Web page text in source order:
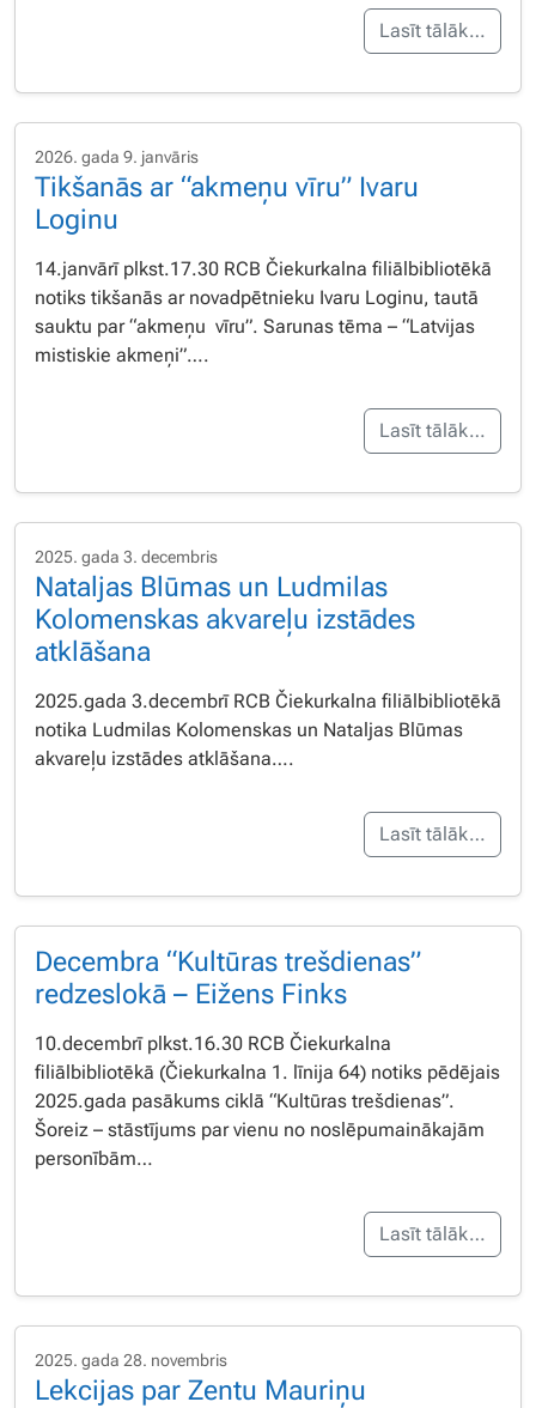
Lasīt tālāk…
2026. gada 9. janvāris
Tikšanās ar “akmeņu vīru” Ivaru
Loginu
14.janvārī plkst.17.30 RCB Čiekurkalna filiālbibliotēkā
notiks tikšanās ar novadpētnieku Ivaru Loginu, tautā
sauktu par “akmeņu vīru”. Sarunas tēma – “Latvijas
mistiskie akmeņi”….
Lasīt tālāk…
2025. gada 3. decembris
Nataljas Blūmas un Ludmilas
Kolomenskas akvareļu izstādes
atklāšana
2025.gada 3.decembrī RCB Čiekurkalna filiālbibliotēkā
notika Ludmilas Kolomenskas un Nataljas Blūmas
akvareļu izstādes atklāšana….
Lasīt tālāk…
Decembra “Kultūras trešdienas”
redzeslokā – Eižens Finks
10.decembrī plkst.16.30 RCB Čiekurkalna
filiālbibliotēkā (Čiekurkalna 1. līnija 64) notiks pēdējais
2025.gada pasākums ciklā “Kultūras trešdienas”.
Šoreiz – stāstījums par vienu no noslēpumainākajām
personībām…
Lasīt tālāk…
2025. gada 28. novembris
Lekcijas par Zentu Mauriņu